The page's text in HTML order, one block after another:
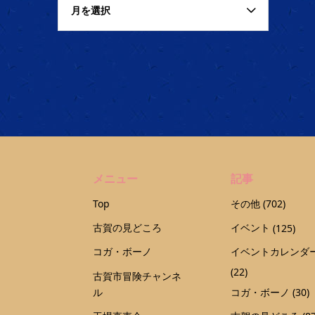
月を選択
メニュー
Top
古賀の見どころ
コガ・ボーノ
古賀市冒険チャンネ
ル
記事
その他 (702)
イベント (125)
イベントカレンダ
(22)
コガ・ボーノ (30)